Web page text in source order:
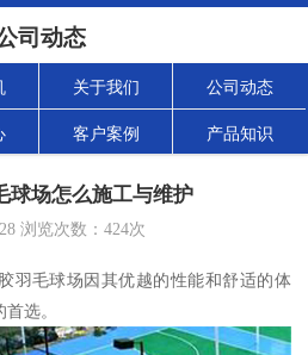
司动态
关于我们 公司动态
客户案例 产品知识
球场怎么施工与维护
浏览次数： 424次
羽毛球场因其优越的性能和舒适的体
选。